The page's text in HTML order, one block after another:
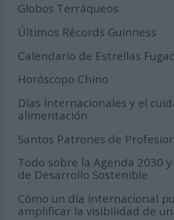
Globos Terráqueos
Últimos Récords Guinness
Calendario de Estrellas
Horóscopo Chino
Días Internacionales y el
alimentación
Santos Patrones de
Todo sobre la Agenda 2030
de Desarrollo Sostenible
Cómo un día internacional
amplificar la visibilidad de